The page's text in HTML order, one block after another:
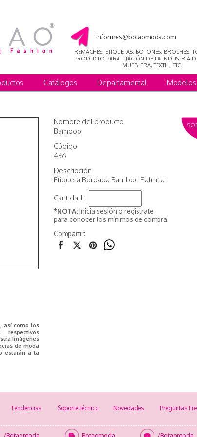
informes@botaomoda.com
REMACHES, ETIQUETAS, BOTONES, BROCHES,
PRODUCTO PARA FIJACIÓN DE LA INDUSTRIA
MUEBLERA, TEXTIL, ETC.
Catálogos Departamental
así como los
imágenes
de moda
estarán a la
Nombre del producto
Bamboo
Código
436
Descripción
Etiqueta Bordada Bamboo Palmita
Cantidad:
*NOTA: Inicia sesión o registrate
para conocer los mínimos de compra
Compartir:
Tendencias Soporte técnico Novedades Preguntas
/Botaomoda Botaomoda /Botaomoda